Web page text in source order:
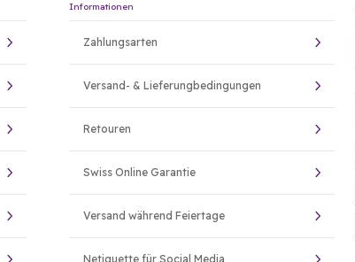
Informationen
Zahlungsarten
Versand- & Lieferungbedingungen
Retouren
Swiss Online Garantie
Versand während Feiertage
Netiquette für Social Media